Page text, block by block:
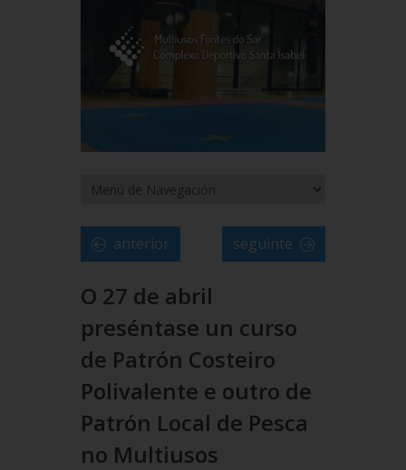
anterior seguinte
O 27 de abril
preséntase un curso
de Patrón Costeiro
Polivalente e outro de
Patrón Local de Pesca
no Multiusos